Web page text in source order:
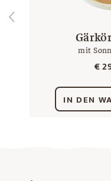
mit
€
IN DEN